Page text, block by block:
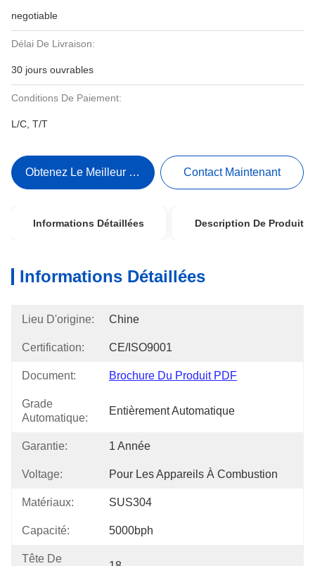
negotiable
Délai De Livraison:
30 jours ouvrables
Conditions De Paiement:
L/C, T/T
Obtenez Le Meilleur Prix Contact Maintenant
Informations Détaillées Description De Produit
Informations Détaillées
Lieu D'origine: Chine
Certification: CE/ISO9001
Document: Brochure Du Produit PDF
Grade
Automatique:
Entièrement Automatique
Garantie: 1 Année
Voltage: Pour Les Appareils À Combustion
Matériaux: SUS304
Capacité: 5000bph
Tête De